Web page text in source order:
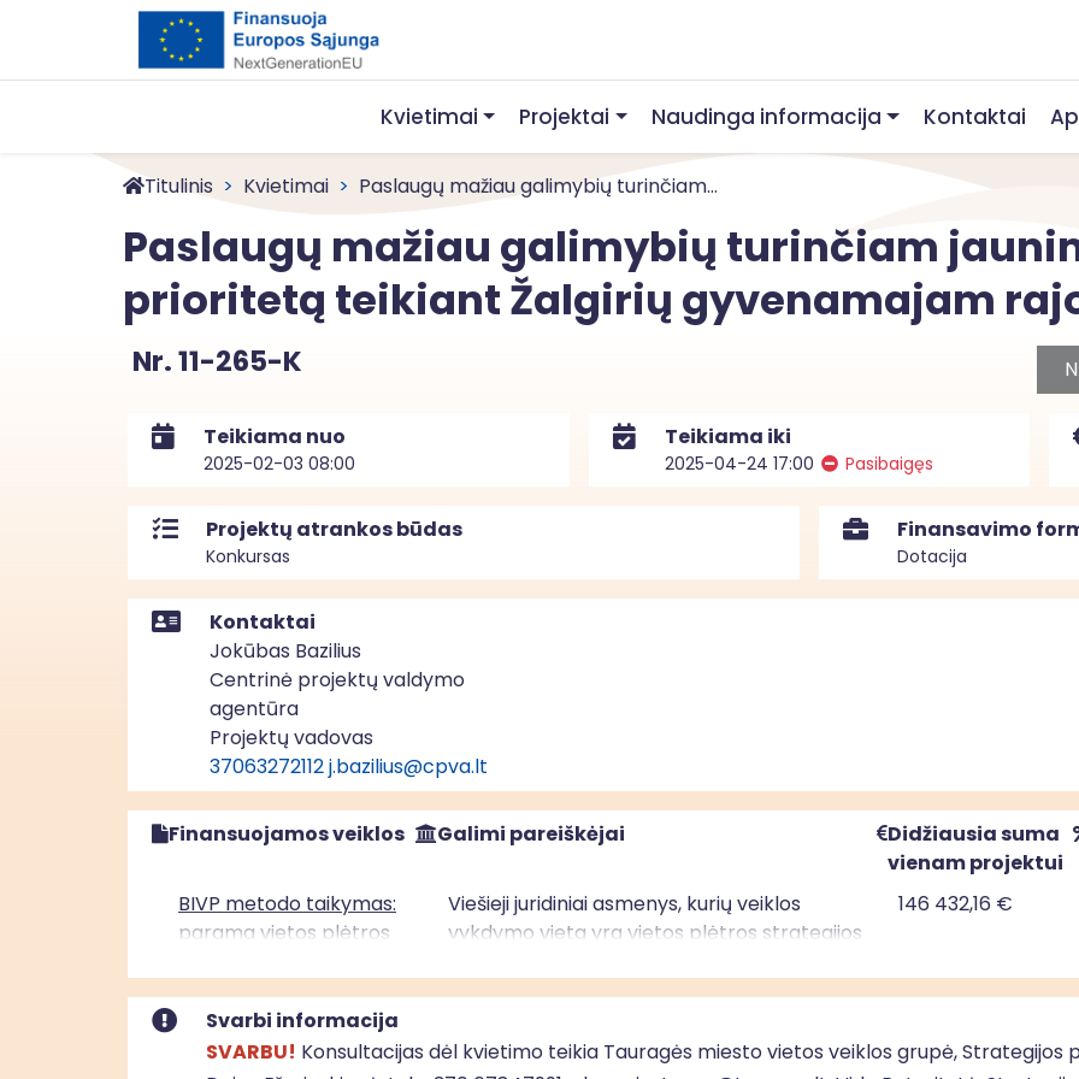
Kvietimai Projektai Naudinga informacija Kontaktai
Titulinis Kvietimai Paslaugų mažiau galimybių turinčiam...
Paslaugų mažiau galimybių turinčiam
prioritetą teikiant Žalgirių gyvenamajam
Nr. 11-265-K
Teikiama nuo
2025-02-03 08:00
Teikiama iki
2025-04-24 17:00 Pasibaigęs
Projektų atrankos būdas
Konkursas
Finansavimo
Dotacija
Kontaktai
Jokūbas Bazilius
Centrinė projektų valdymo
agentūra
Projektų vadovas
37063272112j.bazilius@cpva.lt
Finansuojamos veiklos Galimi pareiškėjai
Didžiausia suma
vienam projektui
BIVP metodo taikymas:
parama vietos plėtros
Vidurio ir vakarų Lietuvos
regione (ESF+)
Viešieji juridiniai asmenys, kurių veiklos
vykdymo vieta yra vietos plėtros strategijos
asmenys, kurių veiklos vykdymo vieta yra
teritorijoje; savivaldybės, kurios teritorijoje
146 432,16 €
Svarbi informacija
SVARBU! Konsultacijas dėl kvietimo teikia Tauragės miesto vietos veiklos grupė,